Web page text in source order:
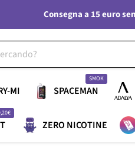
Consegna a 15 euro
MI
SMOK
SPACEMAN
ZERO NICOTINE